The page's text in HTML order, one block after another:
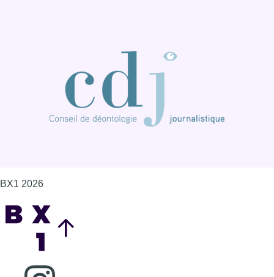
BX1 2026
Consulter page Instagram